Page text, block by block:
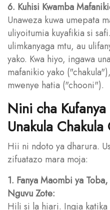
6. Kuhisi Kwamba
Unaweza kuwa umepata
uliyoitumia kuyafikia si
ulimkanyaga mtu, au
yako. Kwa hiyo, ingawa
mafanikio yako
mwenye hatia ("chooni").
Nini cha
Unakula
Hii ni ndoto ya dharura.
zifuatazo mara moja:
1. Fanya Maombi ya
Nguvu Zote:
Hili si la hiari. Ingia